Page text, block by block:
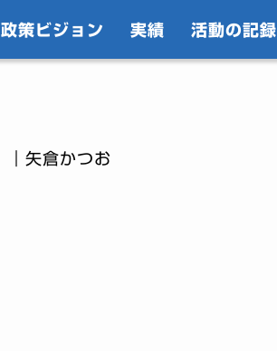
政策ビジョン 実績 活動の記録
｜矢倉かつお